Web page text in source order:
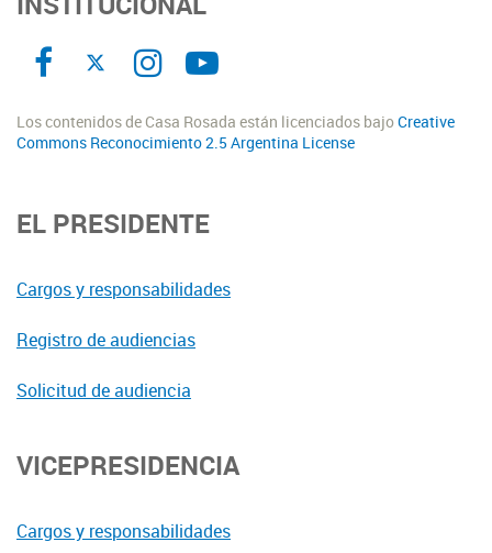
Los contenidos de Casa Rosada están licenciados bajoCreative
Commons Reconocimiento 2.5 Argentina License
EL PRESIDENTE
Cargos y responsabilidades
Registro de audiencias
Solicitud de audiencia
VICEPRESIDENCIA
Cargos y responsabilidades